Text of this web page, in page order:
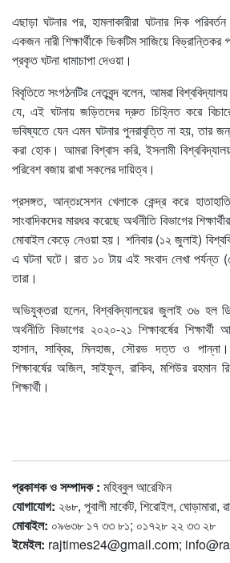
এছাড়া ঘটনার পর, হামলাকারীরা ঘটনার দিক
একজন নারী শিক্ষার্থীকে ভিকটিম সাজিয়ে বিভ্রান্তিকর
প্রকৃত ঘটনা ধামাচাপা দেওয়া।
বিবৃতিতে সংগঠনটির নেতৃবৃন্দ বলেন, আমরা বিশ্ববিদ্যালয়
যে, এই ঘটনায় জড়িতদের দ্রুত চিহ্নিত করে
ভবিষ্যতে যেন এমন ঘটনার পুনরাবৃত্তি না হয়, তার
করা হোক। আমরা বিশ্বাস করি, ইসলামী বিশ্ববিদ্যালয়
পরিবেশ বজায় রাখা সকলের দায়িত্ব।
প্রসঙ্গত, আন্তঃসেশন খেলাকে কেন্দ্র করে
সাংবাদিকদের মারধর করেছে অর্থনীতি বিভাগের
মোবাইল কেড়ে নেওয়া হয়। শনিবার (১২ জুলাই)
এ ঘটনা ঘটে। রাত ১০ টায় এই সংবাদ লেখা পর্যন্ত
তারা।
অভিযুক্তরা হলেন, বিশ্ববিদ্যালয়ের জুলাই ৩৬ হল
অর্থনীতি বিভাগের ২০২০-২১ শিক্ষাবর্ষের
হাসান, সাব্বির, মিনহাজ, সৌরভ দত্ত ও
শিক্ষাবর্ষের অজিল, সাইফুল, রাকিব, মশিউর
শিক্ষার্থী।
প্রকাশক ও সম্পাদক : মহিব্বুল আরেফিন
যোগাযোগ: ২৬৮, পূবালী মার্কেট, শিরোইল, ঘোড়ামারা,
মোবাইল: ০৯৬৩৮ ১৭ ৩৩ ৮১; ০১৭২৮ ২২ ৩৩ ২৮
ইমেইল: rajtimes24@gmail.com;